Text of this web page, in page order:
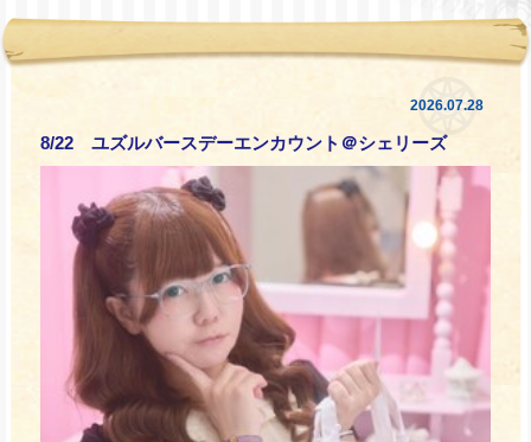
2026.07.28
8/22 ユズルバースデーエンカウント＠シェリーズ